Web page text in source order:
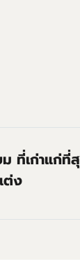
ที่เก่าแก่
ต่ง